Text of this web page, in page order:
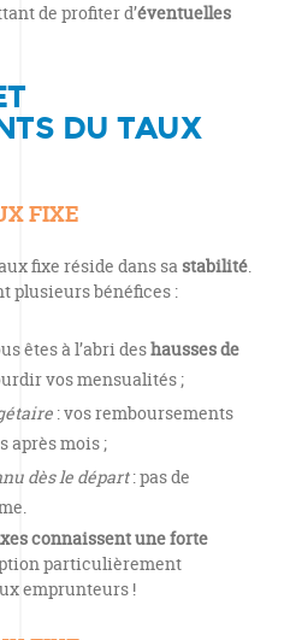
de profiter d’éventuelles
DU TAUX
FIXE
fixe réside dans sa stabilité.
plusieurs bénéfices :
êtes à l’abri deshausses de
vos mensualités ;
: vos remboursements
après mois ;
dès le départ: pas de
connaissent une forte
particulièrement
emprunteurs !